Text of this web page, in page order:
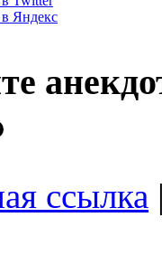
ссылка |